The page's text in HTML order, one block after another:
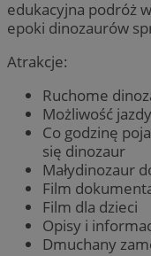
edukacyjna podróż
epoki dinozaurów
Atrakcje:
Ruchome
Możliwość
Co godzinę
się dinozaur
Małydinozaur
Film
Film dla dzieci
Opisy i
Dmuchany